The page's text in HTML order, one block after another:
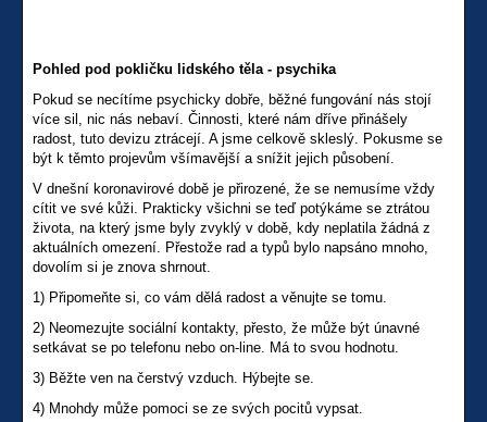
Pohled pod pokličku lidského těla - psychika
Pokud se necítíme psychicky dobře, běžné fungování nás stojí
více sil, nic nás nebaví. Činnosti, které nám dříve přinášely
radost, tuto devizu ztrácejí. A jsme celkově skleslý. Pokusme se
být k těmto projevům všímavější a snížit jejich působení.
V dnešní koronavirové době je přirozené, že se nemusíme vždy
cítit ve své kůži. Prakticky všichni se teď potýkáme se ztrátou
života, na který jsme byly zvyklý v době, kdy neplatila žádná z
aktuálních omezení. Přestože rad a typů bylo napsáno mnoho,
dovolím si je znova shrnout.
1) Připomeňte si, co vám dělá radost a věnujte se tomu.
2) Neomezujte sociální kontakty, přesto, že může být únavné
setkávat se po telefonu nebo on-line. Má to svou hodnotu.
3) Běžte ven na čerstvý vzduch. Hýbejte se.
4) Mnohdy může pomoci se ze svých pocitů vypsat.